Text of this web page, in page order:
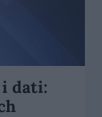
dati: